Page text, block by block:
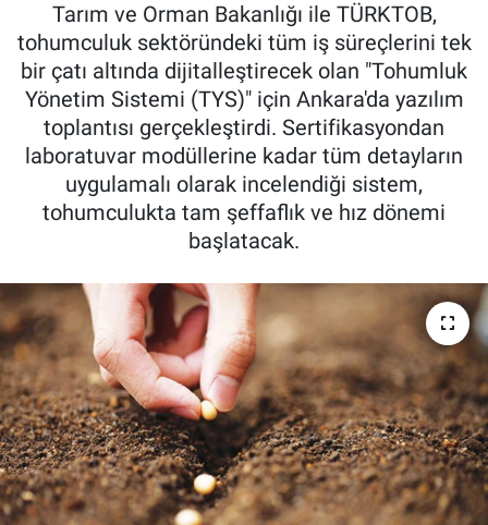
Tarım ve Orman Bakanlığı ile TÜRKTOB,
tohumculuk sektöründeki tüm iş süreçlerini tek
bir çatı altında dijitalleştirecek olan "Tohumluk
Yönetim Sistemi (TYS)" için Ankara'da yazılım
toplantısı gerçekleştirdi. Sertifikasyondan
laboratuvar modüllerine kadar tüm detayların
uygulamalı olarak incelendiği sistem,
tohumculukta tam şeffaflık ve hız dönemi
başlatacak.
Tarım Kredi Kooperatifleri
Pankobirlik
Et fiyatları
Tarım Bilgisi
Yetiştirici Soruyor
Dünyada Tarım
Üretici Birlikleri
Şeker ve Şekerli Mamüller
Tahıllar ve Baklagiller
Tohum